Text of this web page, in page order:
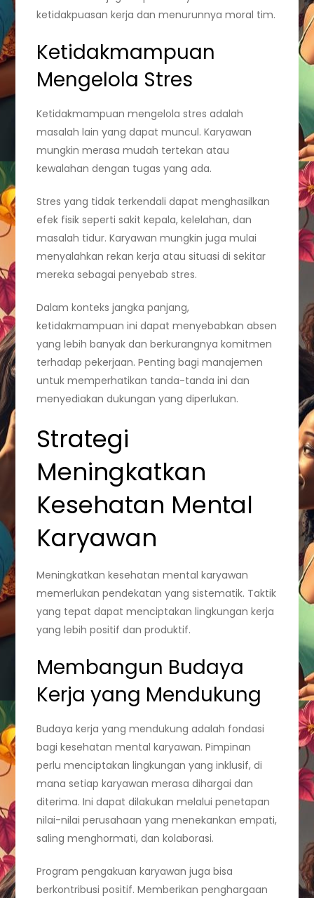
ketidakpuasan kerja dan menurunnya moral tim.
Ketidakmampuan
Mengelola Stres
Ketidakmampuan mengelola stres adalah
masalah lain yang dapat muncul. Karyawan
mungkin merasa mudah tertekan atau
kewalahan dengan tugas yang ada.
Stres yang tidak terkendali dapat menghasilkan
efek fisik seperti sakit kepala, kelelahan, dan
masalah tidur. Karyawan mungkin juga mulai
menyalahkan rekan kerja atau situasi di sekitar
mereka sebagai penyebab stres.
Dalam konteks jangka panjang,
ketidakmampuan ini dapat menyebabkan absen
yang lebih banyak dan berkurangnya komitmen
terhadap pekerjaan. Penting bagi manajemen
untuk memperhatikan tanda-tanda ini dan
menyediakan dukungan yang diperlukan.
Strategi
Meningkatkan
Kesehatan Mental
Karyawan
Meningkatkan kesehatan mental karyawan
memerlukan pendekatan yang sistematik. Taktik
yang tepat dapat menciptakan lingkungan kerja
yang lebih positif dan produktif.
Membangun Budaya
Kerja yang Mendukung
Budaya kerja yang mendukung adalah fondasi
bagi kesehatan mental karyawan. Pimpinan
perlu menciptakan lingkungan yang inklusif, di
mana setiap karyawan merasa dihargai dan
diterima. Ini dapat dilakukan melalui penetapan
nilai-nilai perusahaan yang menekankan empati,
saling menghormati, dan kolaborasi.
Program pengakuan karyawan juga bisa
berkontribusi positif. Memberikan penghargaan